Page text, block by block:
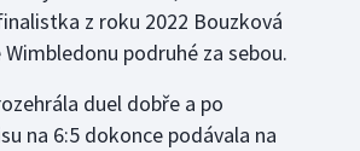
z roku 2022 Bouzková
podruhé za sebou.
duel dobře a po
na 6:5 dokonce podávala na